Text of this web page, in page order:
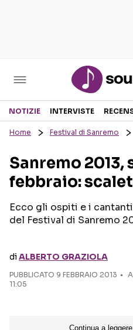
Sezioni
RECENSIONI MUSICALI
INTERVISTE
GOSSIP E CURIOSITÀ
NOTIZIE INTERVISTE
Home Festival di Sanremo
Sanremo 2013,
febbraio:
Ecco gli ospiti e i
del Festival di Sanremo
diALBERTO GRAZIOLA
PUBBLICATO 9 FEBBRAIO 2013
11:05